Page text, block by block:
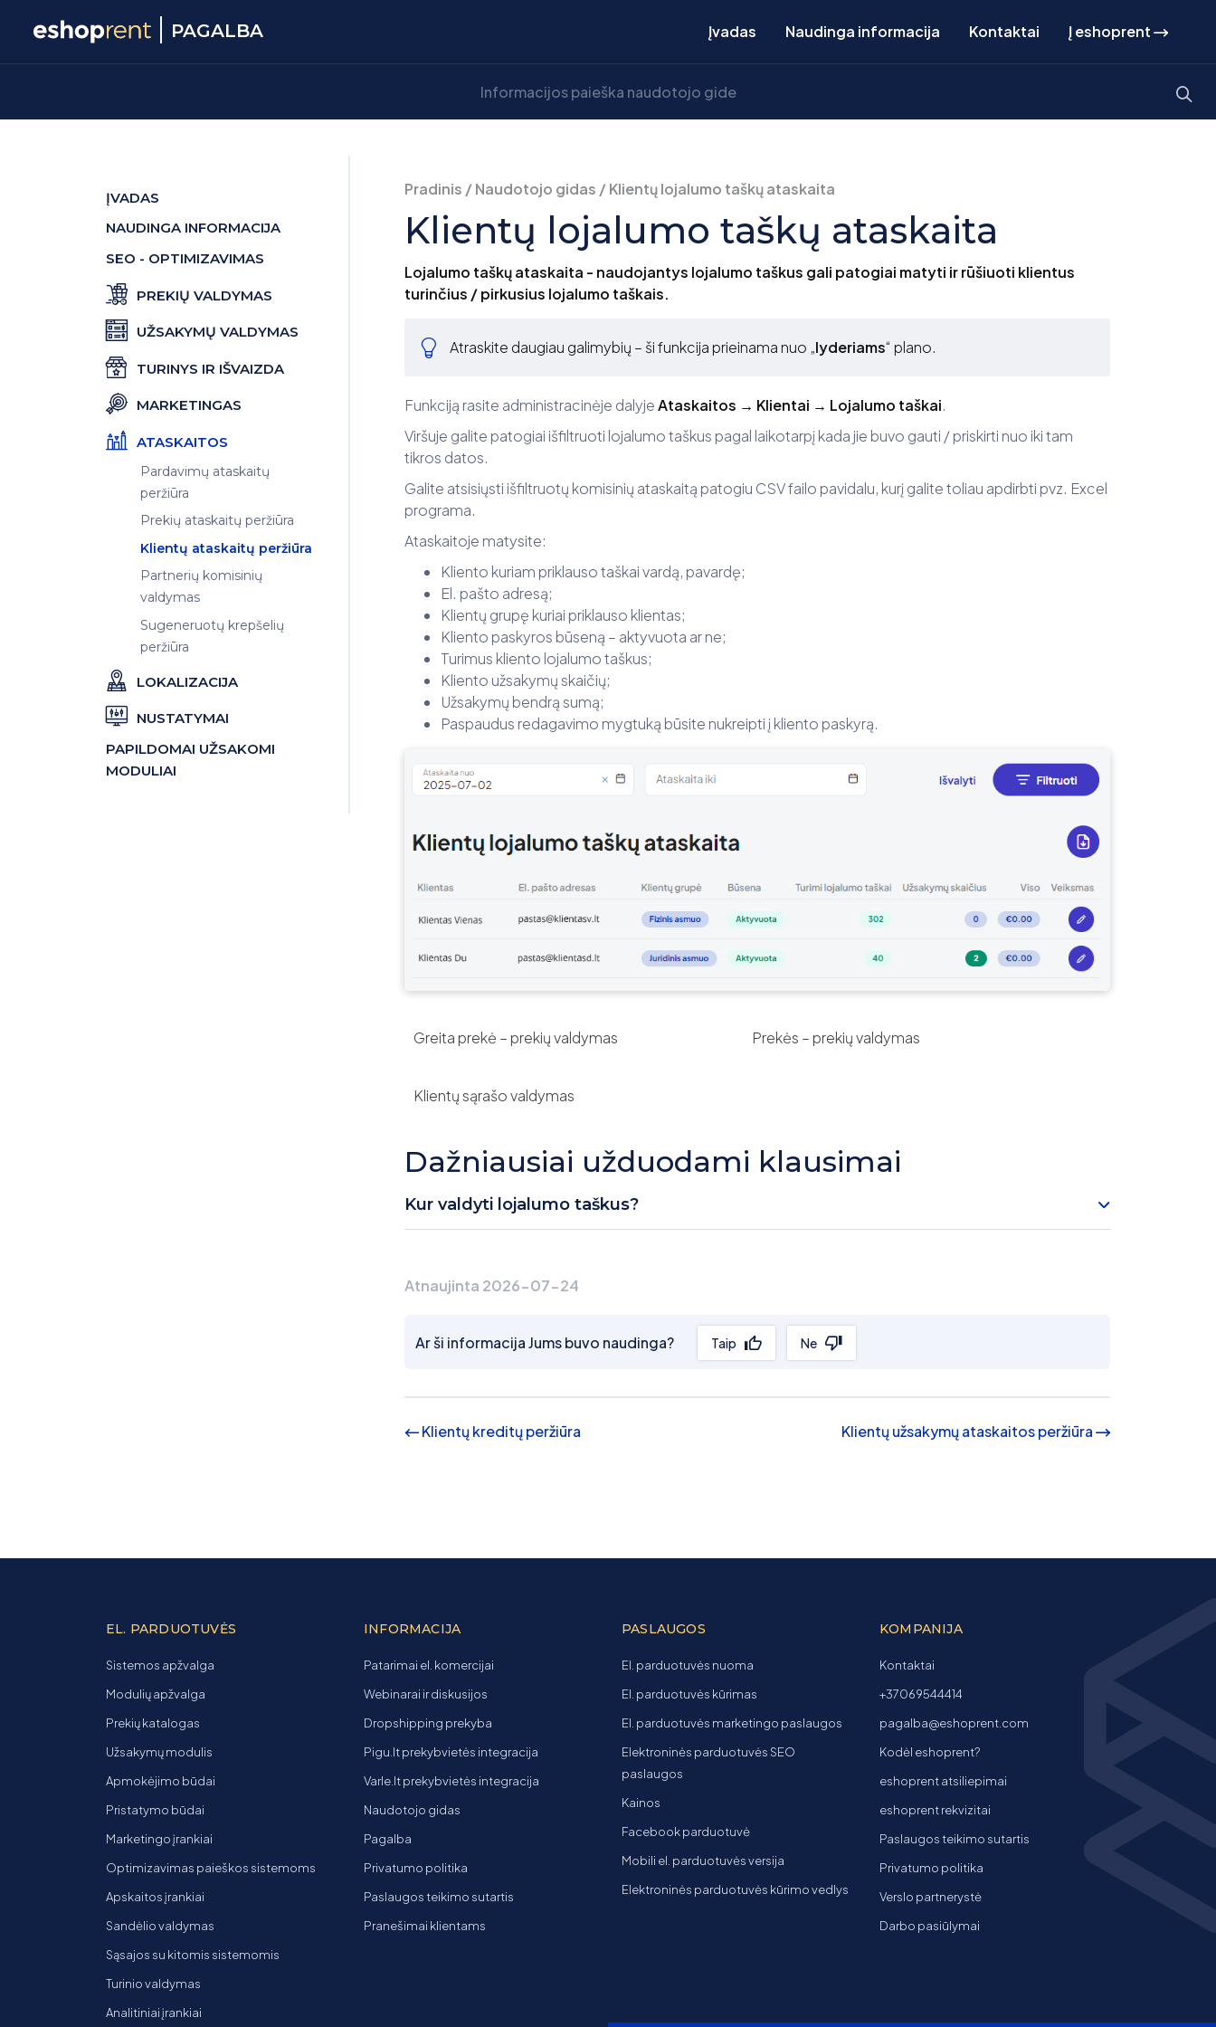
PAGALBA Įvadas Naudinga informacija Kontaktai Į eshoprent
Pradinis /Naudotojo gidas /Klientų lojalumo taškų ataskaita
Klientų lojalumo taškų ataskaita
Lojalumo taškų ataskaita - naudojantys lojalumo taškus gali patogiai matyti ir rūšiuoti klientus
turinčius / pirkusius lojalumo taškais.
Atraskite daugiau galimybių – ši funkcija prieinama nuo „lyderiams“ plano.
Funkciją rasite administracinėje dalyjeAtaskaitos → Klientai → Lojalumo taškai.
Viršuje galite patogiai išfiltruoti lojalumo taškus pagal laikotarpį kada jie buvo gauti / priskirti nuo iki tam
tikros datos.
Galite atsisiųsti išfiltruotų komisinių ataskaitą patogiu CSV failo pavidalu, kurį galite toliau apdirbti pvz. Excel
programa.
Ataskaitoje matysite:
Kliento kuriam priklauso taškai vardą, pavardę;
El. pašto adresą;
Klientų grupę kuriai priklauso klientas;
Kliento paskyros būseną – aktyvuota ar ne;
Turimus kliento lojalumo taškus;
Kliento užsakymų skaičių;
Užsakymų bendrą sumą;
Paspaudus redagavimo mygtuką būsite nukreipti į kliento paskyrą.
Greita prekė – prekių valdymas Prekės – prekių valdymas
Klientų sąrašo valdymas
Dažniausiai užduodami klausimai
Kur valdyti lojalumo taškus?
Atnaujinta 2026-07-24
Ar ši informacija Jums buvo naudinga? Taip Ne
Klientų kreditų peržiūra Klientų užsakymų ataskaitos peržiūra
ĮVADAS
NAUDINGA INFORMACIJA
SEO - OPTIMIZAVIMAS
PREKIŲ VALDYMAS
UŽSAKYMŲ VALDYMAS
TURINYS IR IŠVAIZDA
MARKETINGAS
ATASKAITOS
Pardavimų ataskaitų
peržiūra
Prekių ataskaitų peržiūra
Klientų ataskaitų peržiūra
Partnerių komisinių
valdymas
Sugeneruotų krepšelių
peržiūra
LOKALIZACIJA
NUSTATYMAI
PAPILDOMAI UŽSAKOMI
MODULIAI
EL. PARDUOTUVĖS
Sistemos apžvalga
Modulių apžvalga
Prekių katalogas
Užsakymų modulis
Apmokėjimo būdai
Pristatymo būdai
Marketingo įrankiai
Optimizavimas paieškos sistemoms
Apskaitos įrankiai
Sandėlio valdymas
Sąsajos su kitomis sistemomis
Turinio valdymas
Analitiniai įrankiai
INFORMACIJA
Patarimai el. komercijai
Webinarai ir diskusijos
Dropshipping prekyba
Pigu.lt prekybvietės integracija
Varle.lt prekybvietės integracija
Naudotojo gidas
Pagalba
Privatumo politika
Paslaugos teikimo sutartis
Pranešimai klientams
PASLAUGOS
El. parduotuvės nuoma
El. parduotuvės kūrimas
El. parduotuvės marketingo paslaugos
Elektroninės parduotuvės SEO
paslaugos
Kainos
Facebook parduotuvė
Mobili el. parduotuvės versija
Elektroninės parduotuvės kūrimo vedlys
KOMPANIJA
Kontaktai
+37069544414
pagalba@eshoprent.com
Kodėl eshoprent?
eshoprent atsiliepimai
eshoprent rekvizitai
Paslaugos teikimo sutartis
Privatumo politika
Verslo partnerystė
Darbo pasiūlymai